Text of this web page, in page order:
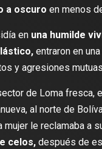
a oscuro en menos
en una humilde
entraron en
y agresiones
de Loma fresca,
al norte de
mujer le reclamaba a
celos, después de